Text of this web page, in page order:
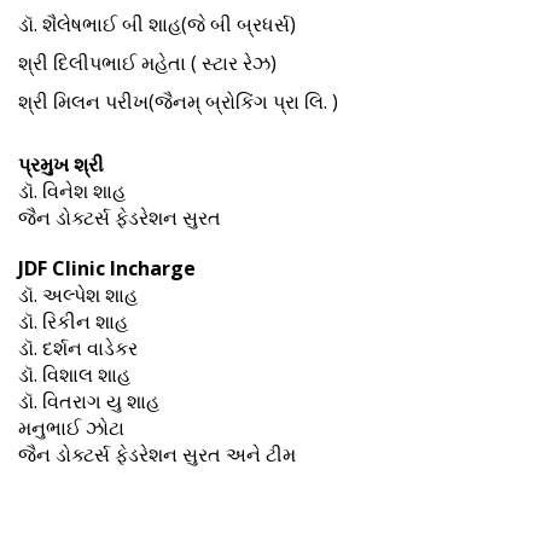
ડૉ. શૈલેષભાઈ બી શાહ(જે બી બ્રધર્સ)
શ્રી દિલીપભાઈ મહેતા ( સ્ટાર રેઝ)
શ્રી મિલન પરીખ(જૈનમ્ બ્રોકિંગ પ્રા લિ. )
પ્રમુખ શ્રી
ડૉ. વિનેશ શાહ
જૈન ડોક્ટર્સ ફેડરેશન સુરત
JDF Clinic Incharge
ડૉ. અલ્પેશ શાહ
ડૉ. રિકીન શાહ
ડૉ. દર્શન વાડેકર
ડૉ. વિશાલ શાહ
ડૉ. વિતરાગ યુ શાહ
મનુભાઈ ઝોટા
જૈન ડોક્ટર્સ ફેડરેશન સુરત અને ટીમ